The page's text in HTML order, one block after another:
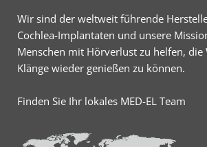
Wir sind der weltweit führende
Cochlea-Implantaten und unsere
Menschen mit Hörverlust zu helfen, die
Klänge wieder genießen zu können.
Finden Sie Ihr lokales MED-EL Team